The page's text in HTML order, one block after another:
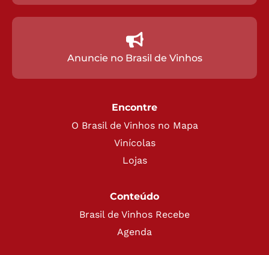
Anuncie no Brasil de Vinhos
Encontre
O Brasil de Vinhos no Mapa
Vinícolas
Lojas
Conteúdo
Brasil de Vinhos Recebe
Agenda